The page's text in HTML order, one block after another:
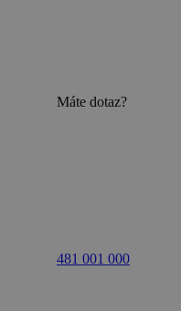
Máte dotaz?
481 001 000